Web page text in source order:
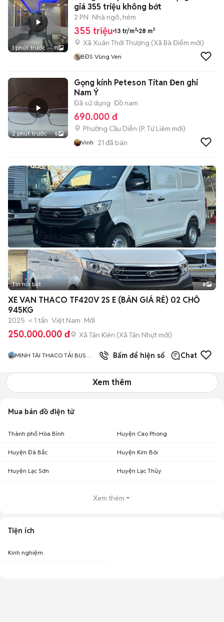
1 phút trước 11
giá 355 triệu không bớt
2 PN Nhà ngõ, hẻm
355 triệu 13 tr/m² 28 m²
Xã Xuân Thới Thượng (Xã Bà Điểm mới)
BĐS Vùng Ven
2 phút trước 5
Gọng kính Peteson Titan Đen ghi
Nam Ý
Đã sử dụng Đồ nam
690.000 đ
Phường Cầu Diễn (P. Từ Liêm mới)
Vinh 21 đã bán
+2
Tin nổi bật 8
XE VAN THACO TF420V 2S E (BẢN GIÁ RẺ) 02 CHỖ
945KG
2025 < 1 tấn Việt Nam Mới
250.000.000 đ Xã Tân Kiên (Xã Tân Nhựt mới)
MINH TÀI THACO TẢI BUS
Bấm để hiện số Chat
Xem thêm
Mua bán đồ điện tử
Thành phố Hòa Bình Huyện Cao Phong
Huyện Đà Bắc Huyện Kim Bôi
Huyện Lạc Sơn Huyện Lạc Thủy
Xem thêm
Tiện ích
Kinh nghiệm